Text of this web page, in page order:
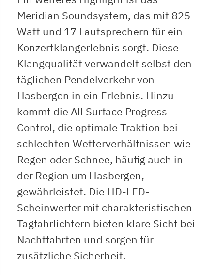
Meridian Soundsystem, das mit 825
Watt und 17 Lautsprechern für ein
Konzertklangerlebnis sorgt. Diese
Klangqualität verwandelt selbst den
täglichen Pendelverkehr von
Hasbergen in ein Erlebnis. Hinzu
kommt die All Surface Progress
Control, die optimale Traktion bei
schlechten Wetterverhältnissen wie
Regen oder Schnee, häufig auch in
der Region um Hasbergen,
gewährleistet. Die HD-LED-
Scheinwerfer mit charakteristischen
Tagfahrlichtern bieten klare Sicht bei
Nachtfahrten und sorgen für
zusätzliche Sicherheit.